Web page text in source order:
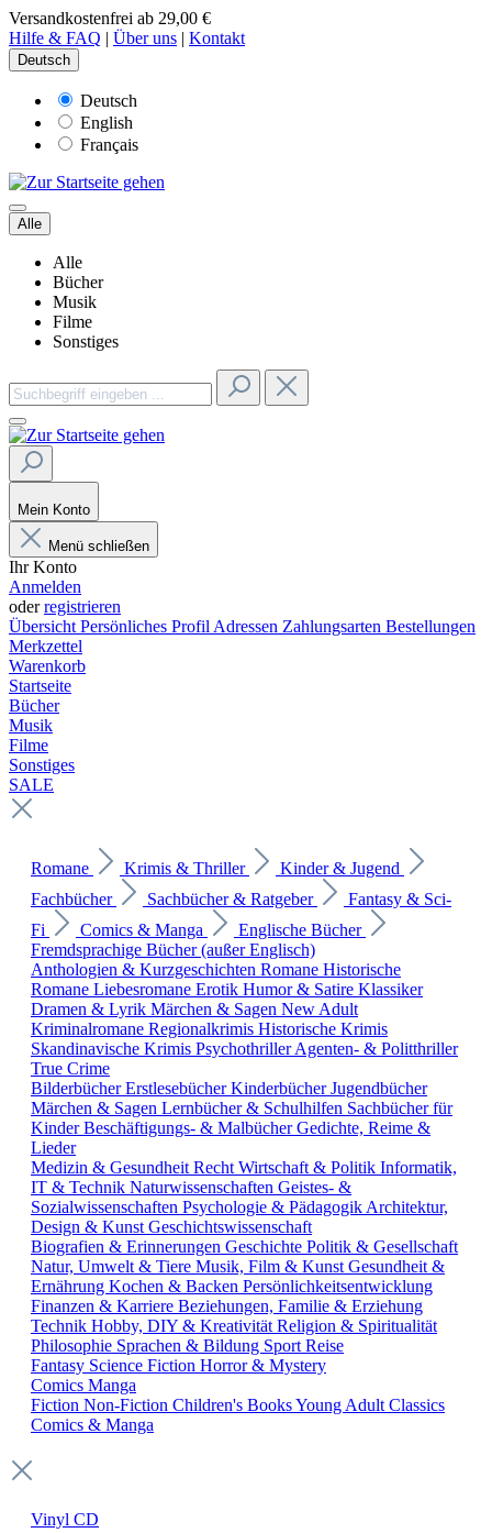
Versandkostenfrei ab 29,00 €
Hilfe & FAQ | Über uns | Kontakt
Deutsch
Deutsch
English
Français
Alle
Alle
Bücher
Musik
Filme
Sonstiges
Mein Konto
Menü schließen
Ihr Konto
Anmelden
oderregistrieren
Übersicht Persönliches Profil Adressen Zahlungsarten Bestellungen
Merkzettel
Warenkorb
Startseite
Bücher
Musik
Filme
Sonstiges
SALE
Romane Krimis & Thriller
Kinder & Jugend
Fachbücher
Sachbücher & Ratgeber
Fantasy & Sci-
Fi
Comics & Manga
Englische Bücher
Fremdsprachige Bücher (außer Englisch)
Anthologien & Kurzgeschichten Romane Historische
Romane Liebesromane Erotik Humor & Satire Klassiker
Dramen & Lyrik Märchen & Sagen New Adult
Kriminalromane Regionalkrimis Historische Krimis
Skandinavische Krimis PsychothrillerAgenten- & Politthriller
True Crime
BilderbücherErstlesebücherKinderbücherJugendbücher
Märchen & Sagen Lernbücher & Schulhilfen Sachbücher für
KinderBeschäftigungs- & MalbücherGedichte, Reime &
Lieder
Medizin & Gesundheit Recht Wirtschaft & Politik Informatik,
IT & Technik Naturwissenschaften Geistes- &
Sozialwissenschaften Psychologie & Pädagogik Architektur,
Design & Kunst Geschichtswissenschaft
Biografien & Erinnerungen Geschichte Politik & Gesellschaft
Natur, Umwelt & Tiere Musik, Film & Kunst Gesundheit &
Ernährung Kochen & Backen Persönlichkeitsentwicklung
Finanzen & Karriere Beziehungen, Familie & Erziehung
Technik Hobby, DIY & Kreativität Religion & Spiritualität
Philosophie Sprachen & Bildung Sport Reise
Fantasy Science Fiction Horror & Mystery
Comics Manga
Fiction Non-Fiction Children's BooksYoung Adult Classics
Comics & Manga
Vinyl CD